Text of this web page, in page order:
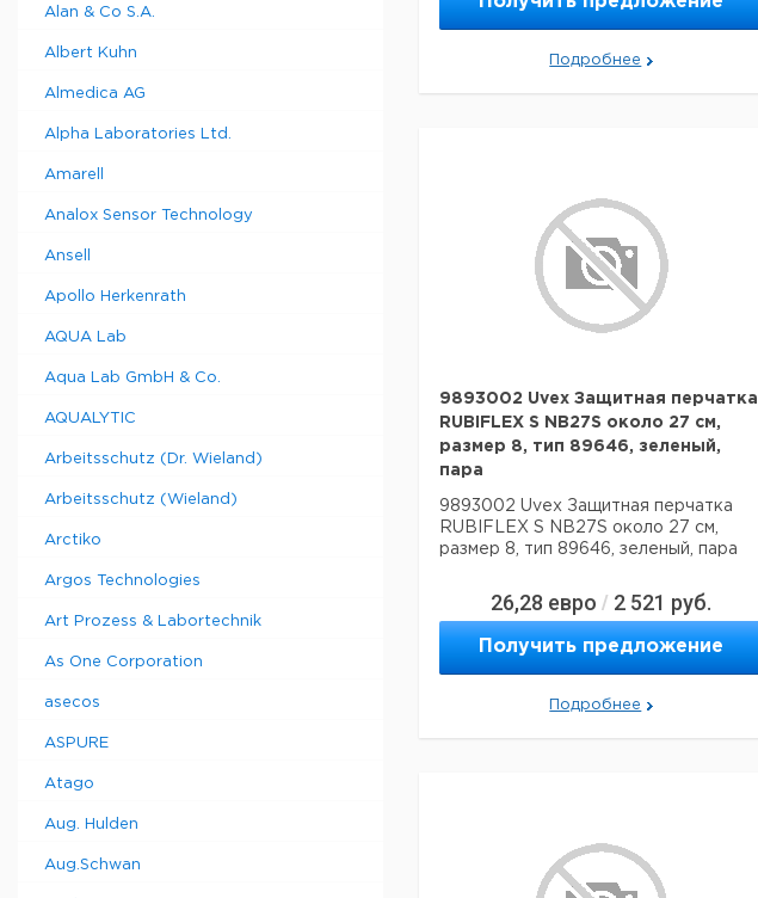
Alan & Co S.A.
Albert Kuhn
Almedica AG
Alpha Laboratories Ltd.
Amarell
Analox Sensor Technology
Ansell
Apollo Herkenrath
AQUA Lab
Aqua Lab GmbH & Co.
AQUALYTIC
Arbeitsschutz (Dr. Wieland)
Arbeitsschutz (Wieland)
Arctiko
Argos Technologies
Art Prozess & Labortechnik
As One Corporation
asecos
ASPURE
Atago
Aug. Hulden
Aug.Schwan
Подробнее
9893002 Uvex Защитная перчатка
RUBIFLEX S NB27S около 27 см,
размер 8, тип 89646, зеленый,
пара
9893002 Uvex Защитная перчатка
RUBIFLEX S NB27S около 27 см,
размер 8, тип 89646, зеленый, пара
26,28 евро / 2 521 руб.
Получить предложение
Подробнее